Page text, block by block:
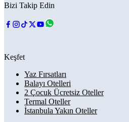
Bizi Takip Edin
Keşfet
Yaz Fırsatları
Balayı Otelleri
2 Çocuk Ücretsiz Oteller
Termal Oteller
İstanbula Yakın Oteller